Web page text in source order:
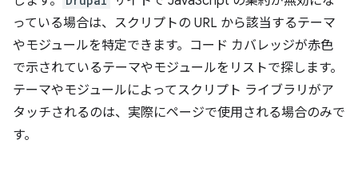
っている場合は、スクリプトの URL から該当するテーマ
やモジュールを特定できます。コード カバレッジが赤色
で示されているテーマやモジュールをリストで探します。
テーマやモジュールによってスクリプト ライブラリがア
タッチされるのは、実際にページで使用される場合のみで
す。